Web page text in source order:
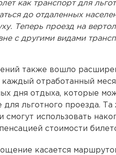
как транспорт для
до отдаленных
Теперь проезд на
с другими видами
также вошло
каждый отработанный
дня отдыха, которые
для льготного проезда.
смогут использовать
стоимости
касается